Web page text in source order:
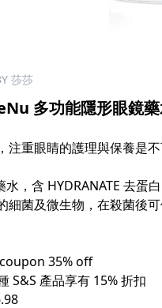
莎莎
多功能隱形眼鏡
注重眼睛的護理與保養是
水，含 HYDRANATE 去
細菌及微生物，在殺菌後
35% off​
S&S 產品享有 15% 折扣​